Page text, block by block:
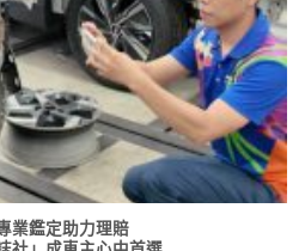
中首選">
業鑑定助力理賠